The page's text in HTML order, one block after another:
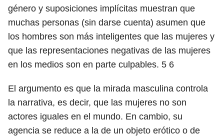
género y suposiciones implícitas muestran que
muchas personas (sin darse cuenta) asumen que
los hombres son más inteligentes que las mujeres y
que las representaciones negativas de las mujeres
en los medios son en parte culpables. 5 6
El argumento es que la mirada masculina controla
la narrativa, es decir, que las mujeres no son
actores iguales en el mundo. En cambio, su
agencia se reduce a la de un objeto erótico o de